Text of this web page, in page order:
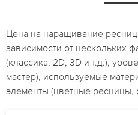
Цена на наращивание
зависимости от нескольких
(классика, 2D, 3D и т.д.),
мастер), используемые
элементы (цветные ресницы,